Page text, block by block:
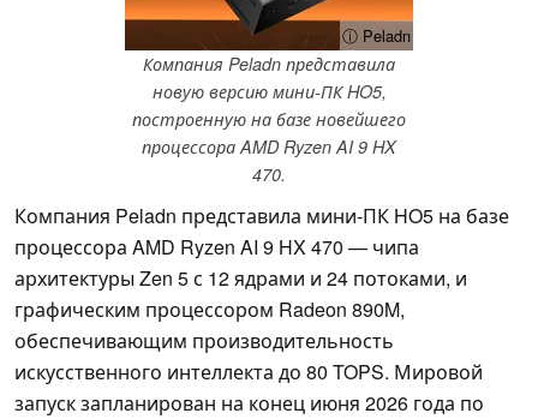
ⓘ Peladn
Компания Peladn представила
новую версию мини-ПК HO5,
построенную на базе новейшего
процессора AMD Ryzen AI 9 HX
470.
Компания Peladn представила мини-ПК HO5 на базе
процессора AMD Ryzen AI 9 HX 470 — чипа
архитектуры Zen 5 с 12 ядрами и 24 потоками, и
графическим процессором Radeon 890M,
обеспечивающим производительность
искусственного интеллекта до 80 TOPS. Мировой
запуск запланирован на конец июня 2026 года по